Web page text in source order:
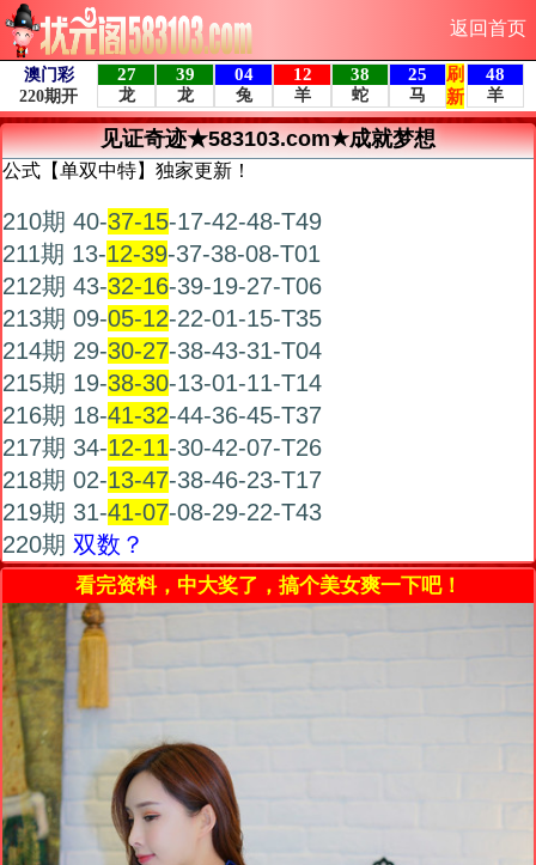
返回首页
见证奇迹★583103.com★成就梦想
公式【单双中特】独家更新！
210期 40-37-15-17-42-48-T49
211期 13-12-39-37-38-08-T01
212期 43-32-16-39-19-27-T06
213期 09-05-12-22-01-15-T35
214期 29-30-27-38-43-31-T04
215期 19-38-30-13-01-11-T14
216期 18-41-32-44-36-45-T37
217期 34-12-11-30-42-07-T26
218期 02-13-47-38-46-23-T17
219期 31-41-07-08-29-22-T43
220期 双数？
看完资料，中大奖了，搞个美女爽一下吧！